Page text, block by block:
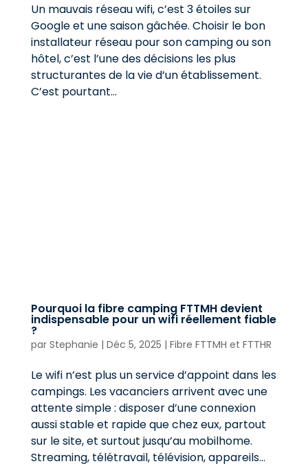
Un mauvais réseau wifi, c’est 3 étoiles sur
Google et une saison gâchée. Choisir le bon
installateur réseau pour son camping ou son
hôtel, c’est l’une des décisions les plus
structurantes de la vie d’un établissement.
C’est pourtant...
Pourquoi la fibre camping FTTMH devient
indispensable pour un wifi réellement fiable
?
par Stephanie | Déc 5, 2025 | Fibre FTTMH et FTTHR
Le wifi n’est plus un service d’appoint dans les
campings. Les vacanciers arrivent avec une
attente simple : disposer d’une connexion
aussi stable et rapide que chez eux, partout
sur le site, et surtout jusqu’au mobilhome.
Streaming, télétravail, télévision, appareils...